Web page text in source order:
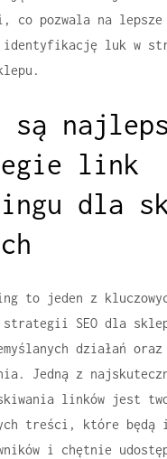
co pozwala na lepsze
identyfikację luk w
są
link
dla
to jeden z
SEO dla
działań oraz
Jedną z
linków jest
treści, które będą
i chętnie